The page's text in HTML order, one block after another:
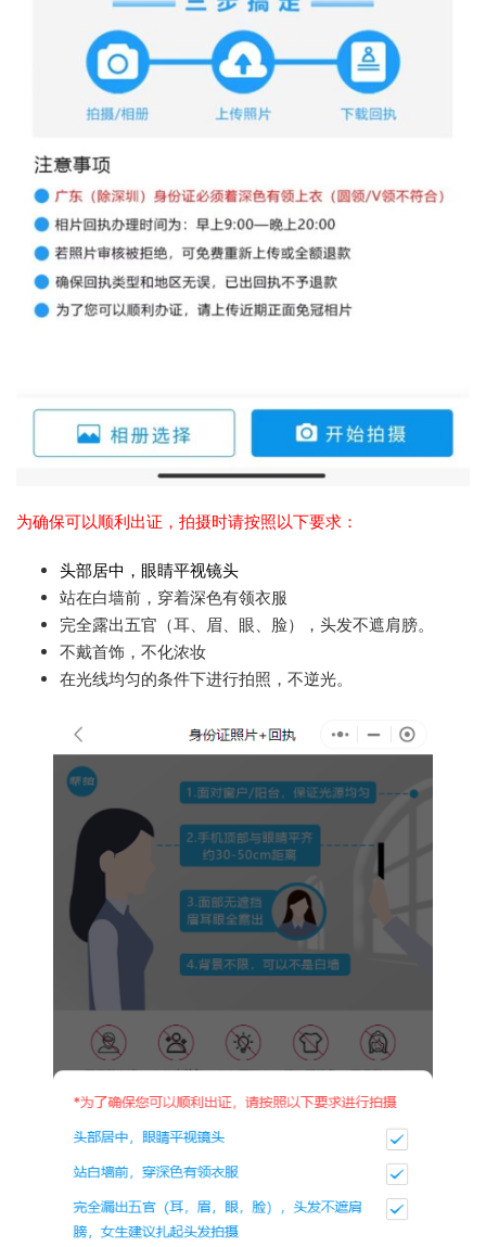
为确保可以顺利出证，拍摄时请按照以下要求：
头部居中，眼睛平视镜头
站在白墙前，穿着深色有领衣服
完全露出五官（耳、眉、眼、脸），头发不遮肩膀。
不戴首饰，不化浓妆
在光线均匀的条件下进行拍照，不逆光。